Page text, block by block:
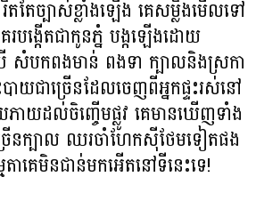
តតែច្បាស់ខ្លាំងឡើង គេសម្លឹងមើលទៅ
បង្កើតជាកូនភ្នំ បង្កឡើងដោយ
បកពងមាន់ ពងទា ក្បាលនិងស្រកា
យជាច្រើនដែលចេញពីអ្នកផ្ទះរស់នៅ
ភាយដល់​ចិញ្ចើម​ផ្លូវ គេមានឃើញ​ទាំង​
ច្រើន​ក្បាល ​ឈរ​ចាំ​ហែក​ស៊ី​ថែម​ទៀត​ផង​
ាគេមិនជាន់មកអើតនៅទីនេះទេ!